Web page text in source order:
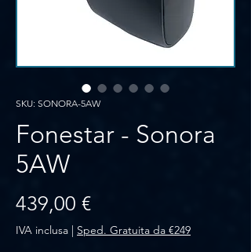
SKU: SONORA-5AW
Fonestar - Sonora
5AW
439,00 €Prezzo
IVA inclusa | Sped. Gratuita da €249